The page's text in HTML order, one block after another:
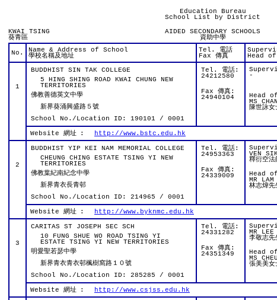
Education Bureau
School List by District
KWAI TSING
葵青區
AIDED SECONDARY SCHOOLS
資助中學
No.
Name & Address of School
學校名稱及地址
Tel. 電話
Fax 傳真
Head
1
BUDDHIST SIN TAK COLLEGE
5 HING SHING ROAD KWAI CHUNG NEW
TERRITORIES
佛教善德英文中學
新界葵涌興盛路５號
School No./Location ID: 190101 / 0001
Tel. 電話:
24212580
Fax 傳真:
24940104
-
Head
MS
陳世詠女
Website 網址 : http://www.bstc.edu.hk
2
BUDDHIST YIP KEI NAM MEMORIAL COLLEGE
CHEUNG CHING ESTATE TSING YI NEW
TERRITORIES
佛教葉紀南紀念中學
新界青衣長青邨
School No./Location ID: 214965 / 0001
Tel. 電話:
24953363
Fax 傳真:
24339009
VEN
釋衍空法
Head
MR
林志煒先
Website 網址 : http://www.byknmc.edu.hk
3
CARITAS ST JOSEPH SEC SCH
10 FUNG SHUE WO ROAD TSING YI
ESTATE TSING YI NEW TERRITORIES
明愛聖若瑟中學
新界青衣青衣邨楓樹窩路１０號
School No./Location ID: 285285 / 0001
Tel. 電話:
24331282
Fax 傳真:
24351349
MR
李敬志先
Head
MS
張美美女
Website 網址 : http://www.csjss.edu.hk